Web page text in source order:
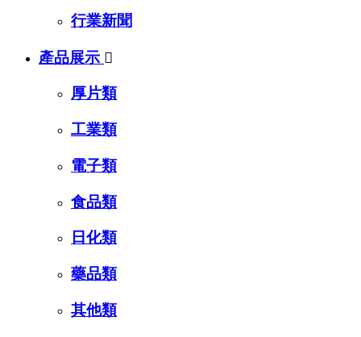
行業新聞
產品展示 
厚片類
工業類
電子類
食品類
日化類
藥品類
其他類